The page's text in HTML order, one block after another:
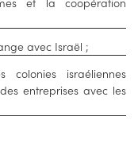
avec Israël ;
israéliennes
entreprises avec les